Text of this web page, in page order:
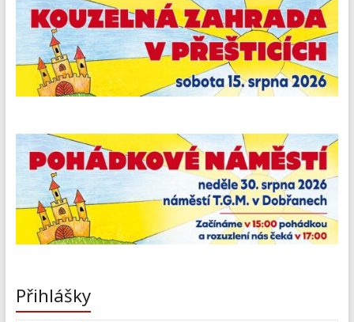
Přihlášky